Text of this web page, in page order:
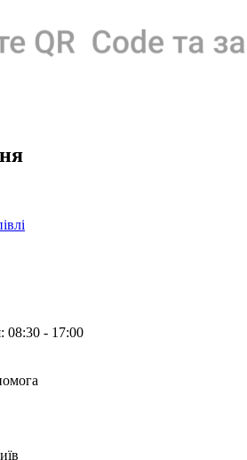
08:30 - 17:00